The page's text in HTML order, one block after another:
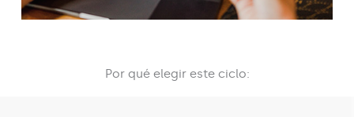
Por qué elegir este ciclo: